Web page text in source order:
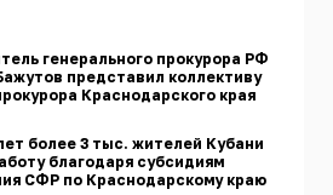
генерального прокурора РФ
представил коллективу
Краснодарского края
более 3 тыс. жителей Кубани
благодаря субсидиям
СФР по Краснодарскому краю